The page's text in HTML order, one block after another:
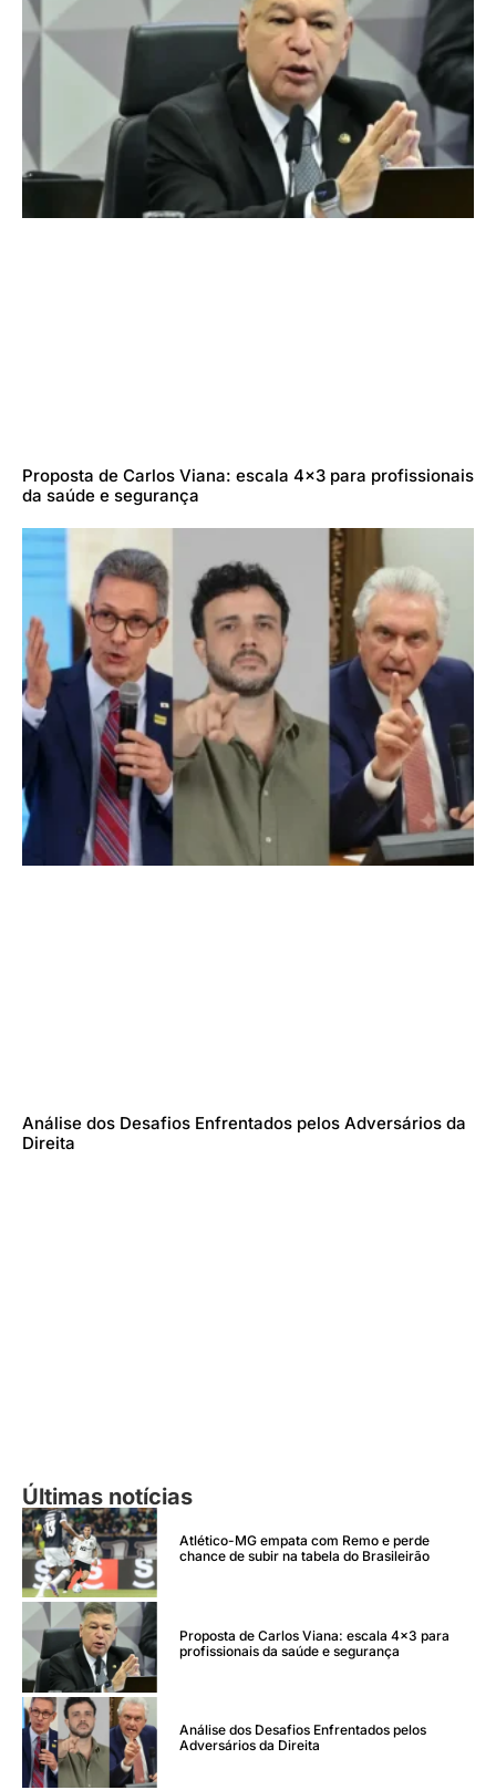
Proposta de Carlos Viana: escala 4×3 para profissionais
da saúde e segurança
Análise dos Desafios Enfrentados pelos Adversários da
Direita
Últimas notícias
Atlético-MG empata com Remo e perde
chance de subir na tabela do Brasileirão
Proposta de Carlos Viana: escala 4×3 para
profissionais da saúde e segurança
Análise dos Desafios Enfrentados pelos
Adversários da Direita